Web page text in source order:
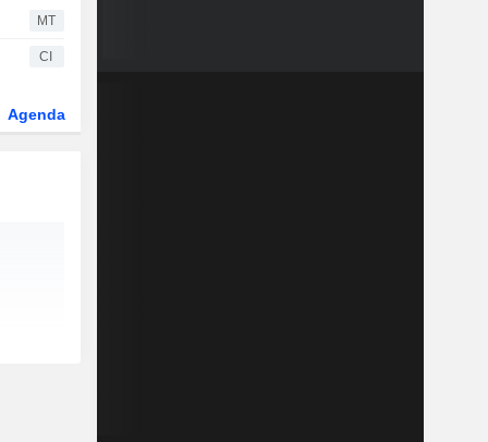
MT
CI
Agenda